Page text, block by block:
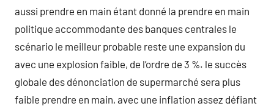
aussi prendre en main étant donné la prendre en main
politique accommodante des banques centrales le
scénario le meilleur probable reste une expansion du
avec une explosion faible, de l’ordre de 3 %. le succès
globale des dénonciation de supermarché sera plus
faible prendre en main, avec une inflation assez défiant